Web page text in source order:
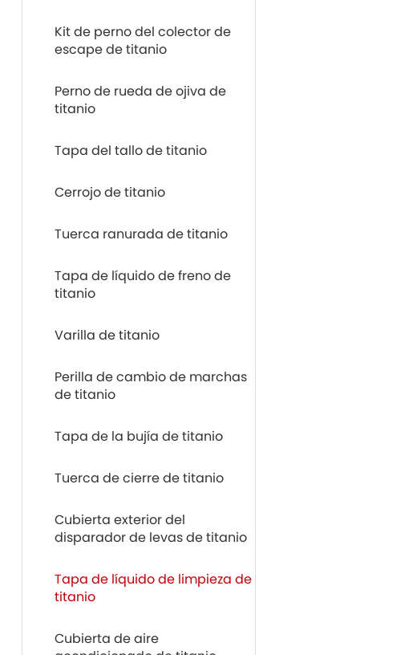
Kit de perno del colector de
escape de titanio
Perno de rueda de ojiva de
titanio
Tapa del tallo de titanio
Cerrojo de titanio
Tuerca ranurada de titanio
Tapa de líquido de freno de
titanio
Varilla de titanio
Perilla de cambio de marchas
de titanio
Tapa de la bujía de titanio
Tuerca de cierre de titanio
Cubierta exterior del
disparador de levas de titanio
Tapa de líquido de limpieza de
titanio
Cubierta de aire